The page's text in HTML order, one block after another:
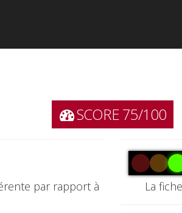
SCORE 75/100
par rapport à
La